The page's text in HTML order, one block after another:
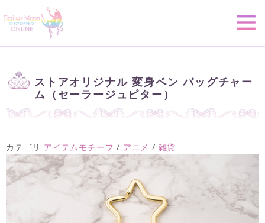
ストアオリジナル 変身ペン バッグチャー
ム（セーラージュピター）
カテゴリ アイテムモチーフ / アニメ / 雑貨